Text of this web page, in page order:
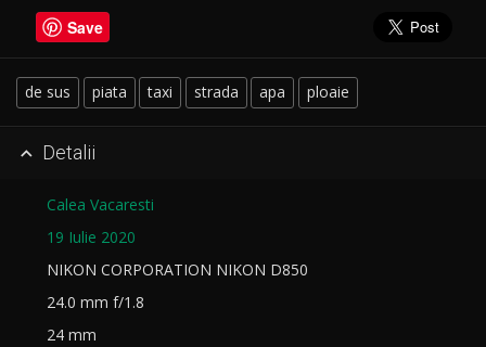
Save
de sus piata taxi strada apa ploaie
 Detalii
Calea Vacaresti
19 Iulie 2020
NIKON CORPORATION NIKON D850
24.0 mm f/1.8
24 mm